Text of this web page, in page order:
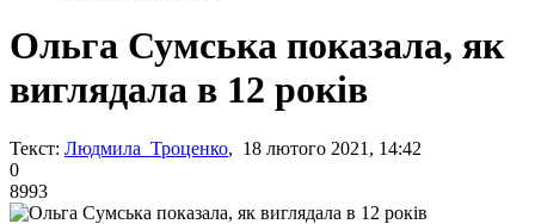
Ольга Сумська показала, як
виглядала в 12 років
Текст: Людмила Троценко, 18 лютого 2021, 14:42
0
8993